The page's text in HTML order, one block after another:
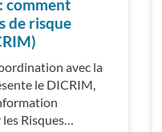
comment
de risque
avec la
le DICRIM,
Risques…